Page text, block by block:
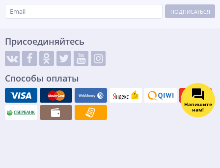
ПОДПИСАТЬСЯ
Присоединяйтесь
Способы оплаты
Напишите
нам!